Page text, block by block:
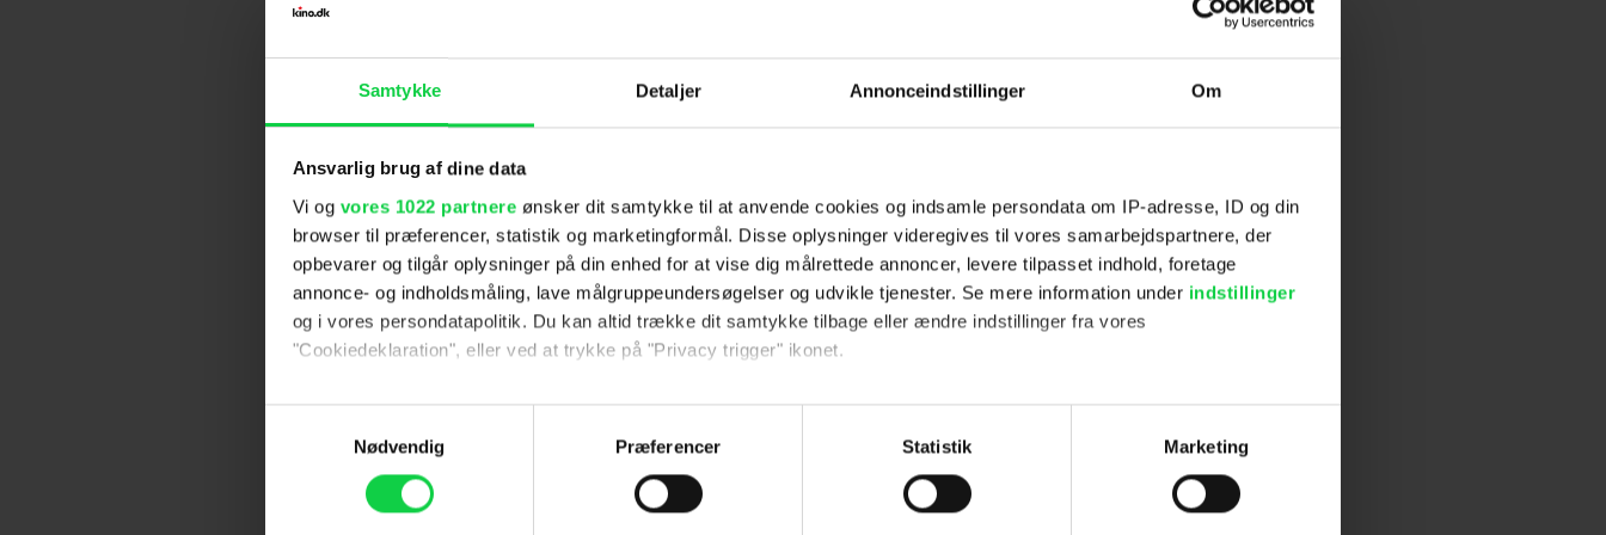
Samtykke Detaljer Annonceindstillinger Om
Ansvarlig brug af dine data
Vi og vores 1022 partnere ønsker dit samtykke til at anvende cookies og indsamle persondata om IP-adresse, ID og din
browser til præferencer, statistik og marketingformål. Disse oplysninger videregives til vores samarbejdspartnere, der
opbevarer og tilgår oplysninger på din enhed for at vise dig målrettede annoncer, levere tilpasset indhold, foretage
annonce- og indholdsmåling, lave målgruppeundersøgelser og udvikle tjenester. Se mere information under indstillinger
og i vores persondatapolitik. Du kan altid trække dit samtykke tilbage eller ændre indstillinger fra vores
"Cookiedeklaration", eller ved at trykke på "Privacy trigger" ikonet.
Hvis du tillader det, vil vi også gerne:
Indsamle præcise oplysninger om din placering, der kan være nøjagtig inden for få meter
Dine valg anvendes på hele websitet.
Nødvendig
Præferencer Statistik Marketing
Send
Markedsføringssamtykke
Om Kino.dk
Annoncering